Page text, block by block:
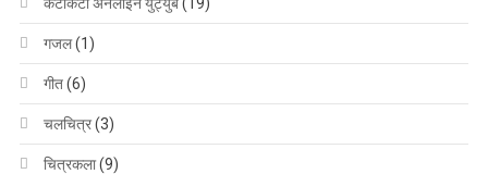
गजल(1)
गीत(6)
चलचित्र(3)
चित्रकला(9)